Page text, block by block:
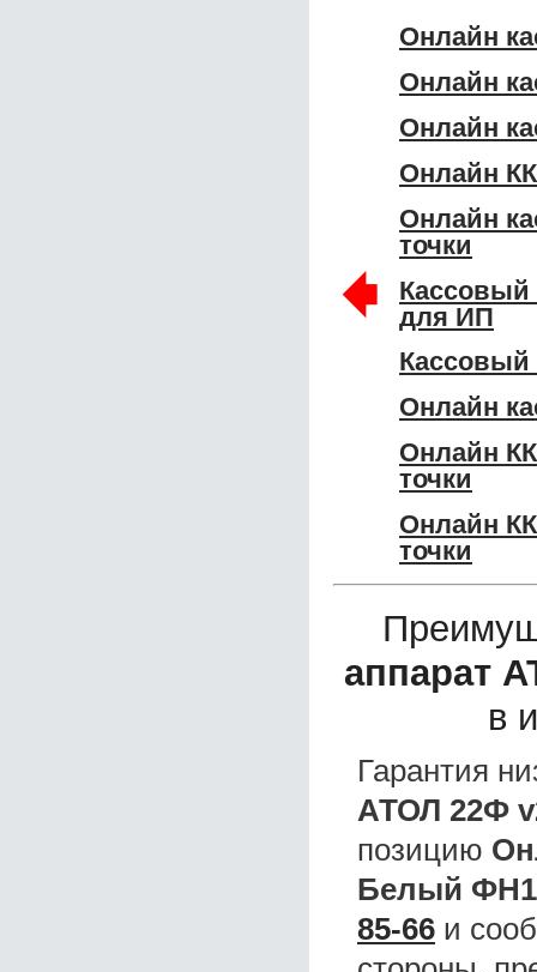
Онлайн
Онлайн
Онлайн
Онлайн
Онлайн
точки
для ИП
Онлайн
Онлайн
точки
Онлайн
точки
🠸
аппарат
в
Гарантия
АТОЛ 22Ф
позицию
Белый
85-66 и